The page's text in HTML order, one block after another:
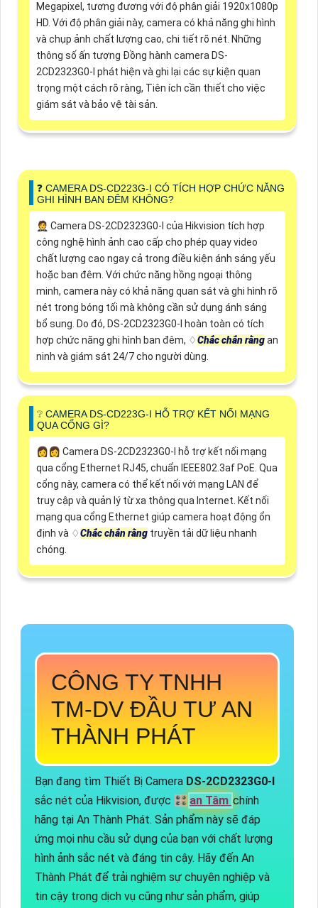
Megapixel, tương đương với độ phân giải 1920x1080p
HD. Với độ phân giải này, camera có khả năng ghi hình
và chụp ảnh chất lượng cao, chi tiết rõ nét. Những
thông số ấn tượng Đồng hành camera DS-
2CD2323G0-I phát hiện và ghi lại các sự kiện quan
trọng một cách rõ ràng, Tiên ích cần thiết cho việc
giám sát và bảo vệ tài sản.
❓ CAMERA DS-CD223G-I CÓ TÍCH HỢP CHỨC NĂNG
GHI HÌNH BAN ĐÊM KHÔNG?
🤵 Camera DS-2CD2323G0-I của Hikvision tích hợp
công nghệ hình ảnh cao cấp cho phép quay video
chất lượng cao ngay cả trong điều kiện ánh sáng yếu
hoặc ban đêm. Với chức năng hồng ngoại thông
minh, camera này có khả năng quan sát và ghi hình rõ
nét trong bóng tối mà không cần sử dụng ánh sáng
bổ sung. Do đó, DS-2CD2323G0-I hoàn toàn có tích
hợp chức năng ghi hình ban đêm, ♢Chắc chắn rằngan
ninh và giám sát 24/7 cho người dùng.
❔ CAMERA DS-CD223G-I HỖ TRỢ KẾT NỐI MẠNG
QUA CỔNG GÌ?
️👩‍👩 Camera DS-2CD2323G0-I hỗ trợ kết nối mạng
qua cổng Ethernet RJ45, chuẩn IEEE802.3af PoE. Qua
cổng này, camera có thể kết nối với mạng LAN để
truy cập và quản lý từ xa thông qua Internet. Kết nối
mạng qua cổng Ethernet giúp camera hoạt động ổn
định và ♢Chắc chắn rằng truyền tải dữ liệu nhanh
chóng.
CÔNG TY TNHH
TM-DV ĐẦU TƯ AN
THÀNH PHÁT
Bạn đang tìm Thiết Bị Camera DS-2CD2323G0-I
sắc nét của Hikvision, được 🎛 an Tâm chính
hãng tại An Thành Phát. Sản phẩm này sẽ đáp
ứng mọi nhu cầu sử dụng của bạn với chất lượng
hình ảnh sắc nét và đáng tin cậy. Hãy đến An
Thành Phát để trải nghiệm sự chuyên nghiệp và
tin cậy trong dịch vụ cũng như sản phẩm, giúp